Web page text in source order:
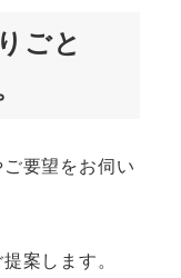
ごと
要望をお伺い
案します。